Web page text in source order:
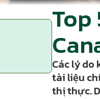
Các lý do
tài liệu
thị thực.